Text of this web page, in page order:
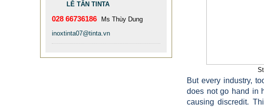
But every industry,
does not go hand in
causing discredit.
BÀN INOX MẠ VÀNG
LỄ TÂN TINTA
028 66736186
Ms Thùy Dung
inoxtinta07@tinta.vn